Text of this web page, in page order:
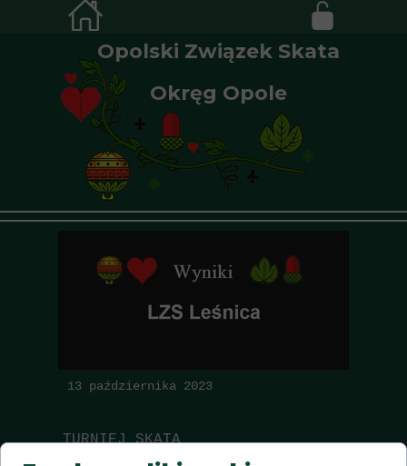
Opolski Związek Skata
Okręg Opole
13 października 2023
TURNIEJ SKATA